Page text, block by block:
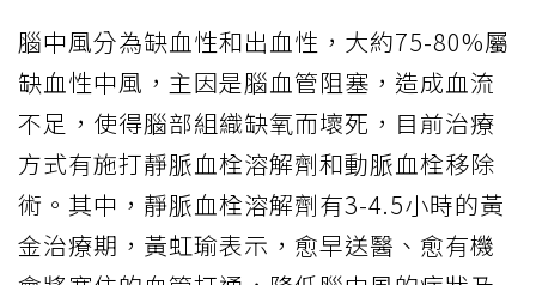
腦中風分為缺血性和出血性，大約75-80%屬
缺血性中風，主因是腦血管阻塞，造成血流
不足，使得腦部組織缺氧而壞死，目前治療
方式有施打靜脈血栓溶解劑和動脈血栓移除
術。其中，靜脈血栓溶解劑有3-4.5小時的黃
金治療期，黃虹瑜表示，愈早送醫、愈有機